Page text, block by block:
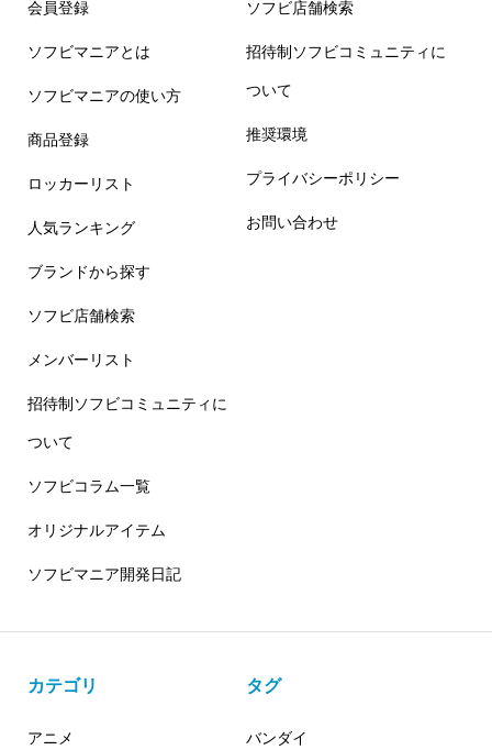
会員登録
ソフビマニアとは
ソフビマニアの使い方
商品登録
ロッカーリスト
人気ランキング
ブランドから探す
ソフビ店舗検索
メンバーリスト
招待制ソフビコミュニティに
ついて
ソフビコラム一覧
オリジナルアイテム
ソフビマニア開発日記
ソフビ店舗検索
招待制ソフビコミュニティに
ついて
推奨環境
プライバシーポリシー
お問い合わせ
カテゴリ
アニメ
タグ
バンダイ